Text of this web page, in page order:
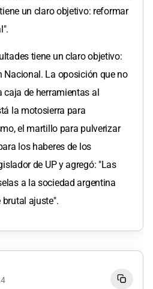
un claro objetivo: reformar
tiene un claro objetivo:
Nacional. La oposición que no
caja de herramientas al
la motosierra para
el martillo para pulverizar
los haberes de los
de UP y agregó: "Las
a la sociedad argentina
brutal ajuste".